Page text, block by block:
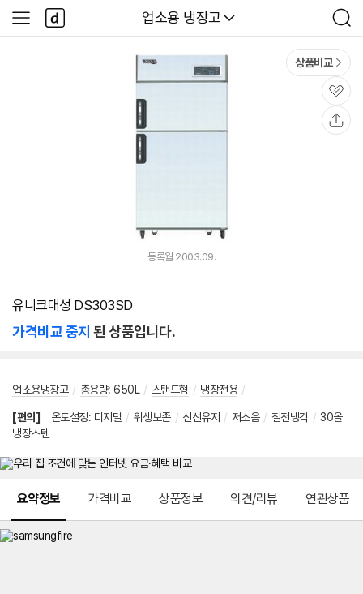
다나와
업소용 냉장고
검
색
사
이
다
나
와
상품비교
관
심
등록월 2003.09.
유니크대성 DS303SD
가격비교 중지 된 상품입니다.
업소용냉장고 / 총용량: 650L / 스탠드형 / 냉장전용 /
[편의] 온도설정: 디지털 / 위생보존 / 신선유지 / 저소음 / 절전냉각 / 30올
냉장스텐
요약정보 가격비교 상품정보 의견/리뷰 연관상품